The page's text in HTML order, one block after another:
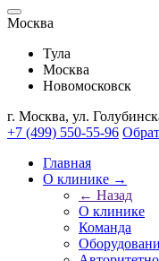
Москва
Тулa
Москва
Новомосковск
г. Москва, ул.
+7 (499) 550-55-96
Главная
О клинике →
← Назад
О клинике
Команда